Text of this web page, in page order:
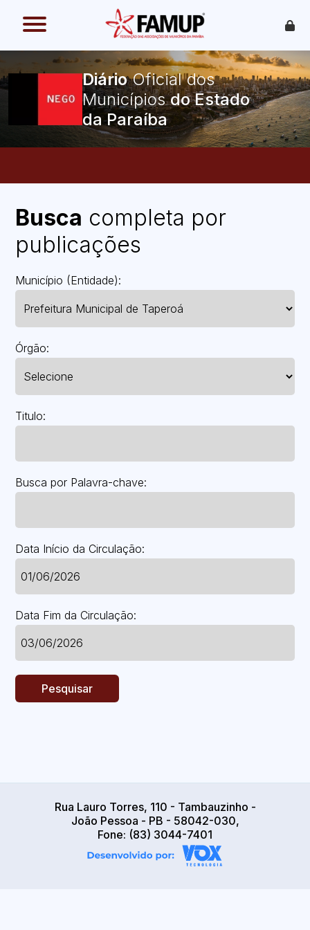
DiárioOficial dos
Municípios
Benefícios
O Que Pode Ser Publicado
Faça sua Adesão
Busca completa por
publicações
Município (Entidade):
Órgão:
Titulo:
Busca por Palavra-chave:
Data Início da Circulação:
Data Fim da Circulação:
Pesquisar
Rua Lauro Torres, 110 - Tambauzinho -
João Pessoa - PB - 58042-030,
Fone: (83) 3044-7401